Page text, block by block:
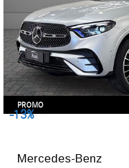
Mercedes-Benz
PROMO
-13%